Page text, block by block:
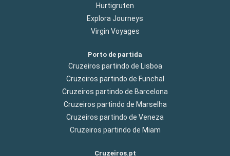
Hurtigruten
Explora Journeys
Virgin Voyages
Porto de partida
Cruzeiros partindo de Lisboa
Cruzeiros partindo de Funchal
Cruzeiros partindo de Barcelona
Cruzeiros partindo de Marselha
Cruzeiros partindo de Veneza
Cruzeiros partindo de Miam
Cruzeiros.pt